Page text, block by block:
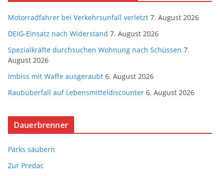
Motorradfahrer bei Verkehrsunfall verletzt 7. August 2026
DEIG-Einsatz nach Widerstand 7. August 2026
Spezialkräfte durchsuchen Wohnung nach Schüssen 7.
August 2026
Imbiss mit Waffe ausgeraubt 6. August 2026
Raubüberfall auf Lebensmitteldiscounter 6. August 2026
Dauerbrenner
Parks säubern
Zur Predac